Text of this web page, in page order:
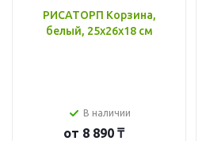
РИСАТОРП Корзина,
белый, 25x26x18 см
В наличии
от 8 890 ₸